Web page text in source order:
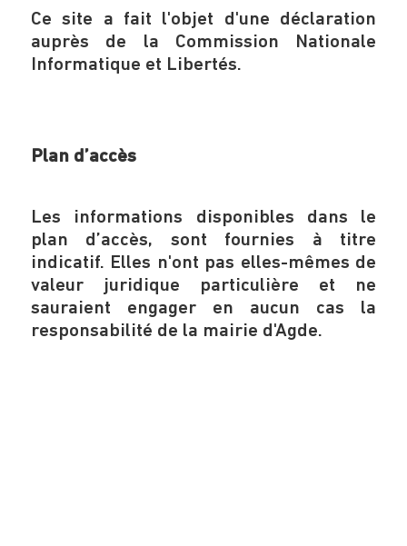
Ce site a fait l'objet d'une déclaration
auprès de la Commission Nationale
Informatique et Libertés.
Plan d’accès
Les informations disponibles dans le
plan d’accès, sont fournies à titre
indicatif. Elles n'ont pas elles-mêmes de
valeur juridique particulière et ne
sauraient engager en aucun cas la
responsabilité de la mairie d'Agde.